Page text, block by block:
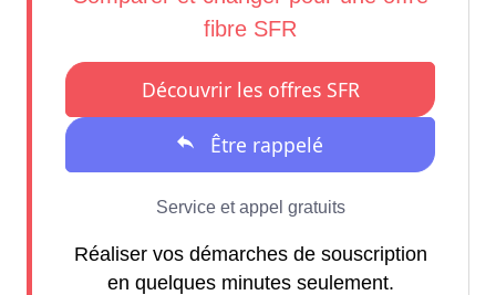
Réaliser vos démarches de souscription
en quelques minutes seulement.